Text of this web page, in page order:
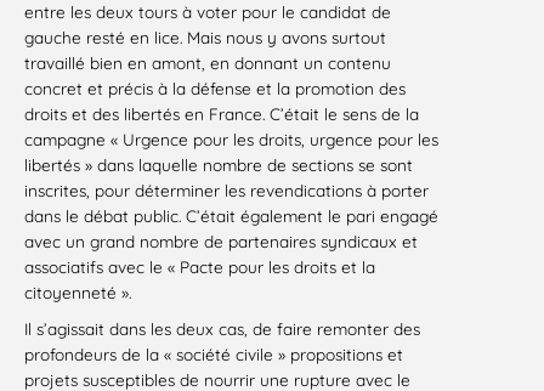
entre les deux tours à voter pour le candidat de
gauche resté en lice. Mais nous y avons surtout
travaillé bien en amont, en donnant un contenu
concret et précis à la défense et la promotion des
droits et des libertés en France. C’était le sens de la
campagne « Urgence pour les droits, urgence pour les
libertés » dans laquelle nombre de sections se sont
inscrites, pour déterminer les revendications à porter
dans le débat public. C’était également le pari engagé
avec un grand nombre de partenaires syndicaux et
associatifs avec le « Pacte pour les droits et la
citoyenneté ».
Il s’agissait dans les deux cas, de faire remonter des
profondeurs de la « société civile » propositions et
projets susceptibles de nourrir une rupture avec le